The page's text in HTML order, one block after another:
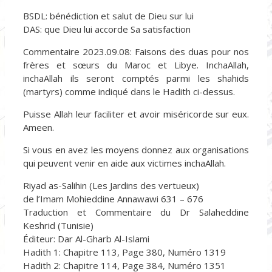
BSDL: bénédiction et salut de Dieu sur lui
DAS: que Dieu lui accorde Sa satisfaction
Commentaire 2023.09.08: Faisons des duas pour nos
frères et sœurs du Maroc et Libye. InchaAllah,
inchaAllah ils seront comptés parmi les shahids
(martyrs) comme indiqué dans le Hadith ci-dessus.
Puisse Allah leur faciliter et avoir miséricorde sur eux.
Ameen.
Si vous en avez les moyens donnez aux organisations
qui peuvent venir en aide aux victimes inchaAllah.
Riyad as-Salihin (Les Jardins des vertueux)
de l’Imam Mohieddine Annawawi 631 – 676
Traduction et Commentaire du Dr Salaheddine
Keshrid (Tunisie)
Éditeur: Dar Al-Gharb Al-Islami
Hadith 1: Chapitre 113, Page 380, Numéro 1319
Hadith 2: Chapitre 114, Page 384, Numéro 1351